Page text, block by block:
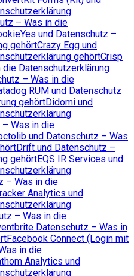
– Was in die
und Datenschutz –
gehörtCrazy Egg und
gehörtCrisp
Datenschutzerklärung
– Was in die
RUM und Datenschutz
gehörtDidomi und
Was in die
und Datenschutz – Was
Drift und Datenschutz –
gehörtEQS IR Services und
– Was in die
Analytics und
– Was in die
Datenschutz – Was in
Facebook Connect (Login mit
in die
Analytics und